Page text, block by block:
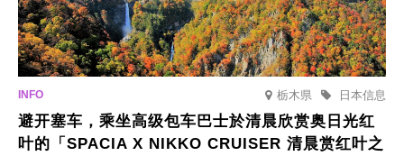
栃木県 日本信息
避开塞车，乘坐高级包车巴士於清晨欣赏奥日光红
叶的「SPACIA X NIKKO CRUISER 清晨赏红叶之